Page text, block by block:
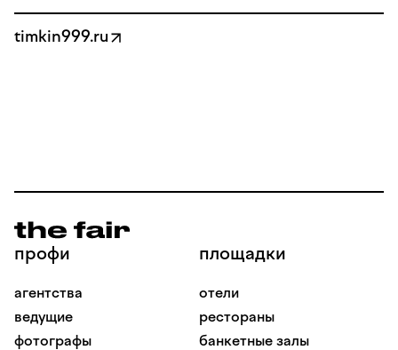
timkin999.ru
профи
агентства
ведущие
фотографы
площадки
отели
рестораны
банкетные залы